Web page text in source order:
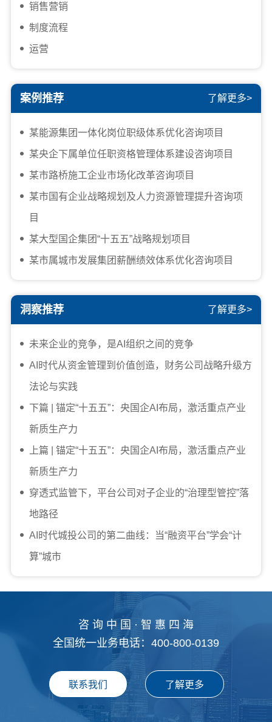
销售营销
制度流程
运营
案例推荐 了解更多>
某能源集团一体化岗位职级体系优化咨询项目
某央企下属单位任职资格管理体系建设咨询项目
某市路桥施工企业市场化改革咨询项目
某市国有企业战略规划及人力资源管理提升咨询项
目
某大型国企集团“十五五”战略规划项目
某市属城市发展集团薪酬绩效体系优化咨询项目
洞察推荐 了解更多>
未来企业的竞争，是AI组织之间的竞争
AI时代从资金管理到价值创造，财务公司战略升级方
法论与实践
下篇 | 锚定“十五五”：央国企AI布局，激活重点产业
新质生产力
上篇 | 锚定“十五五”：央国企AI布局，激活重点产业
新质生产力
穿透式监管下，平台公司对子企业的“治理型管控”落
地路径
AI时代城投公司的第二曲线：当“融资平台”学会“计
算”城市
咨 询 中 国 · 智 惠 四 海
全国统一业务电话：400-800-0139